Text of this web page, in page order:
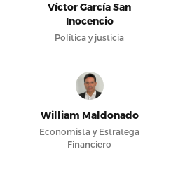
Víctor García San
Inocencio
Política y justicia
William Maldonado
Economista y Estratega
Financiero